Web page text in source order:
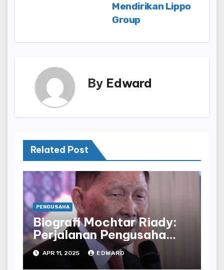
Mendirikan Lippo
Group
By Edward
Related Post
PENGUSAHA
Biografi Mochtar Riady:
Perjalanan Pengusaha
yang Mendirikan Lippo
Group
APR 11, 2025 EDWARD